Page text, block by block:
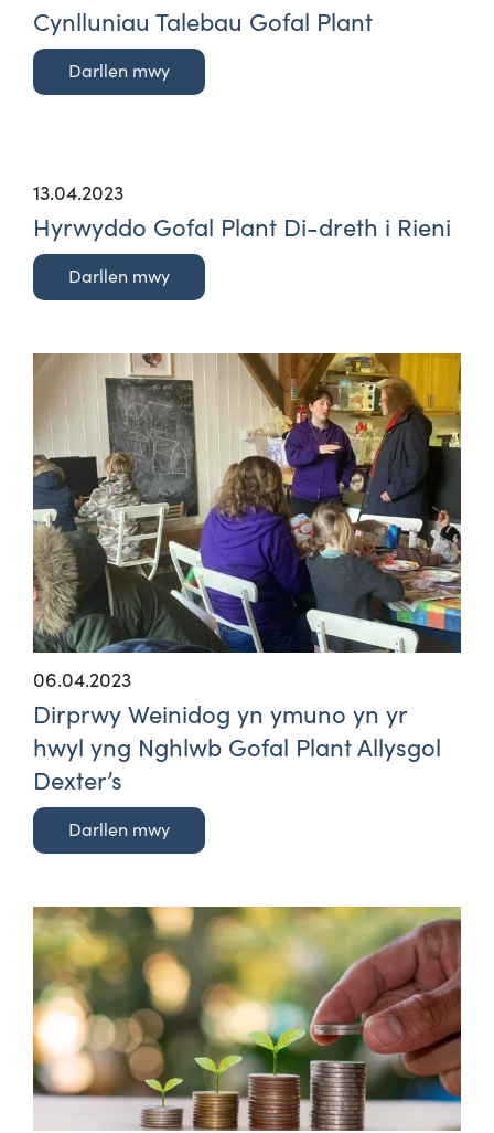
Cynlluniau Talebau Gofal Plant
Darllen mwy
13.04.2023
Hyrwyddo Gofal Plant Di-dreth i Rieni
Darllen mwy
06.04.2023
Dirprwy Weinidog yn ymuno yn yr
hwyl yng Nghlwb Gofal Plant Allysgol
Dexter’s
Darllen mwy